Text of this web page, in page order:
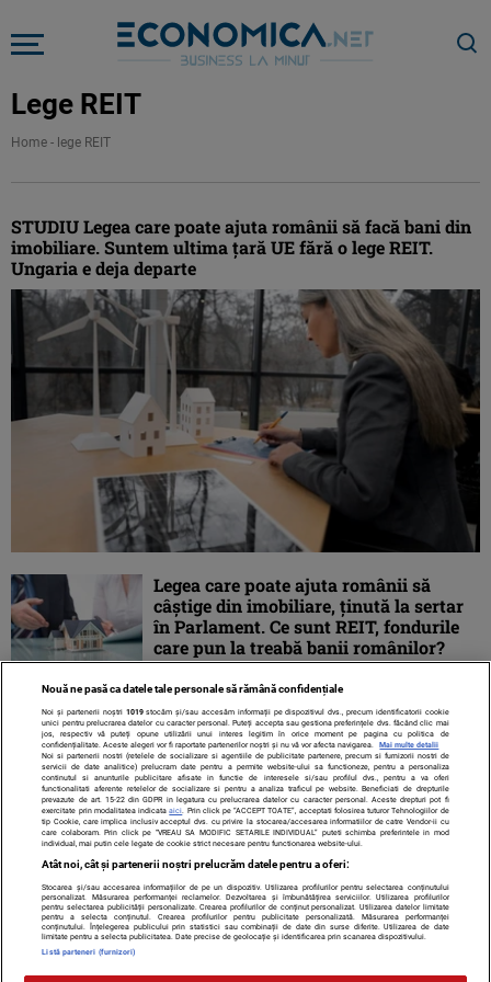
Lege REIT
Home - lege REIT
STUDIU Legea care poate ajuta românii să facă bani din
imobiliare. Suntem ultima țară UE fără o lege REIT.
Ungaria e deja departe
Legea care poate ajuta românii să
câștige din imobiliare, ținută la sertar
în Parlament. Ce sunt REIT, fondurile
care pun la treabă banii românilor?
Contact Despre noi Termeni și condiții
Citarea se poate face în limita a 250 de semne. Nici o instituţie sau persoană
Nouă ne pasă ca datele tale personale să rămână confidențiale
Noi și partenerii noștri 1019stocăm și/sau accesăm informații pe dispozitivul dvs., precum identificatorii cookie
unici pentru prelucrarea datelor cu caracter personal. Puteți accepta sau gestiona preferințele dvs. făcând clic mai
jos, respectiv vă puteți opune utilizării unui interes legitim în orice moment pe pagina cu politica de
confidențialitate. Aceste alegeri vor fi raportate partenerilor noștri și nu vă vor afecta navigarea.
Mai multe detalii
Noi si partenerii nostri (retelele de socializare si agentiile de publicitate partenere, precum si furnizorii nostri de
servicii de date analitice) prelucram date pentru a permite website-ului sa functioneze, pentru a personaliza
continutul si anunturile publicitare afisate in functie de interesele si/sau profilul dvs., pentru a va oferi
functionalitati aferente retelelor de socializare si pentru a analiza traficul pe website. Beneficiati de drepturile
prevazute de art. 15-22 din GDPR in legatura cu prelucrarea datelor cu caracter personal. Aceste drepturi pot fi
exercitate prin modalitatea indicataaici . Prin click pe “ACCEPT TOATE”, acceptati folosirea tuturor Tehnologiilor de
tip Cookie, care implica inclusiv acceptul dvs. cu privire la stocarea/accesarea informatiilor de catre Vendor-ii cu
care colaboram. Prin click pe “VREAU SA MODIFIC SETARILE INDIVIDUAL” puteti schimba preferintele in mod
individual, mai putin cele legate de cookie strict necesare pentru functionarea website-ului.
Atât noi, cât și partenerii noștri prelucrăm datele pentru a oferi:
Stocarea și/sau accesarea informațiilor de pe un dispozitiv. Utilizarea profilurilor pentru selectarea conținutului
personalizat. Măsurarea performanței reclamelor. Dezvoltarea și îmbunătățirea serviciilor. Utilizarea profilurilor
pentru selectarea publicității personalizate. Crearea profilurilor de conținut personalizat. Utilizarea datelor limitate
pentru a selecta conținutul. Crearea profilurilor pentru publicitate personalizată. Măsurarea performanței
conținutului. Înțelegerea publicului prin statistici sau combinații de date din surse diferite. Utilizarea de date
limitate pentru a selecta publicitatea. Date precise de geolocație și identificarea prin scanarea dispozitivului.
Listă parteneri (furnizori)